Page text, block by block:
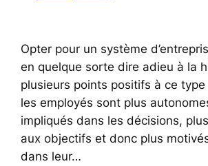
Opter pour un système
en quelque sorte dire adieu à la
plusieurs points positifs à ce type
les employés sont plus
impliqués dans les décisions,
aux objectifs et donc plus
dans leur…